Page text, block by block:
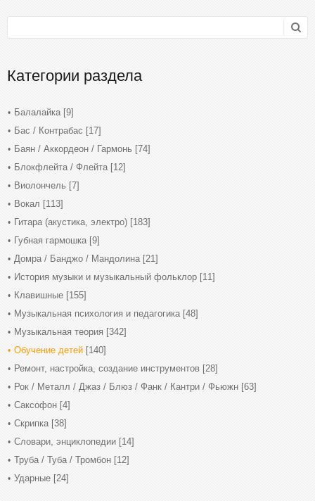
Категории раздела
Балалайка [9]
Бас / Контрабас [17]
Баян / Аккордеон / Гармонь [74]
Блокфлейта / Флейта [12]
Виолончель [7]
Вокал [113]
Гитара (акустика, электро) [183]
Губная гармошка [9]
Домра / Банджо / Мандолина [21]
История музыки и музыкальный фольклор [11]
Клавишные [155]
Музыкальная психология и педагогика [48]
Музыкальная теория [342]
Обучение детей [140]
Ремонт, настройка, создание инструментов [28]
Рок / Металл / Джаз / Блюз / Фанк / Кантри / Фьюжн [63]
Саксофон [4]
Скрипка [38]
Словари, энциклопедии [14]
Труба / Туба / Тромбон [12]
Ударные [24]